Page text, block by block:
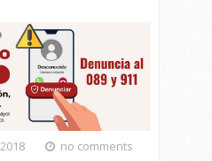
no comments